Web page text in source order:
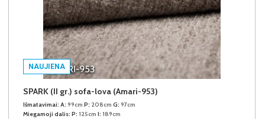
NAUJIENA
SPARK (II gr.) sofa-lova (Amari-953)
Išmatavimai: A: 99cm P: 208cm G: 97cm
Miegamoji dalis: P: 125cm I: 189cm